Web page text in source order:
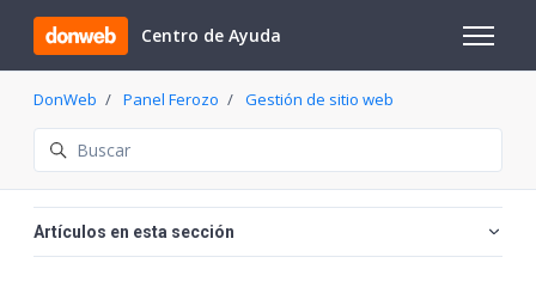
Saltar al contenido principal
Centro de Ayuda
Abrir/
DonWeb Panel Ferozo Gestión de sitio web
Búsqueda
Artículos en esta sección